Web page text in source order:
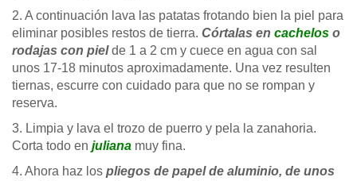
2. A continuación lava las patatas frotando bien la piel para
eliminar posibles restos de tierra. Córtalas en cachelos o
rodajas con pielde 1 a 2 cm y cuece en agua con sal
unos 17-18 minutos aproximadamente. Una vez resulten
tiernas, escurre con cuidado para que no se rompan y
reserva.
3. Limpia y lava el trozo de puerro y pela la zanahoria.
Corta todo en juliana muy fina.
4. Ahora haz los pliegos de papel de aluminio, de unos